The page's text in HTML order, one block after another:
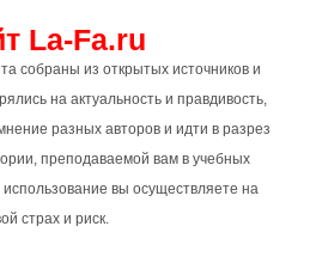
La-Fa.ru
собраны из открытых источников и
на актуальность и правдивость,
разных авторов и идти в разрез
преподаваемой вам в учебных
вы осуществляете на
страх и риск.